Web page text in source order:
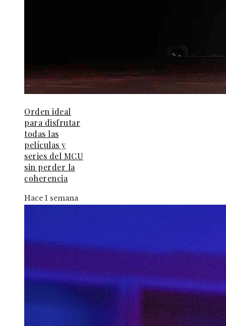
Orden ideal
para disfrutar
todas las
películas y
series del MCU
sin perder la
coherencia
Hace 1 semana